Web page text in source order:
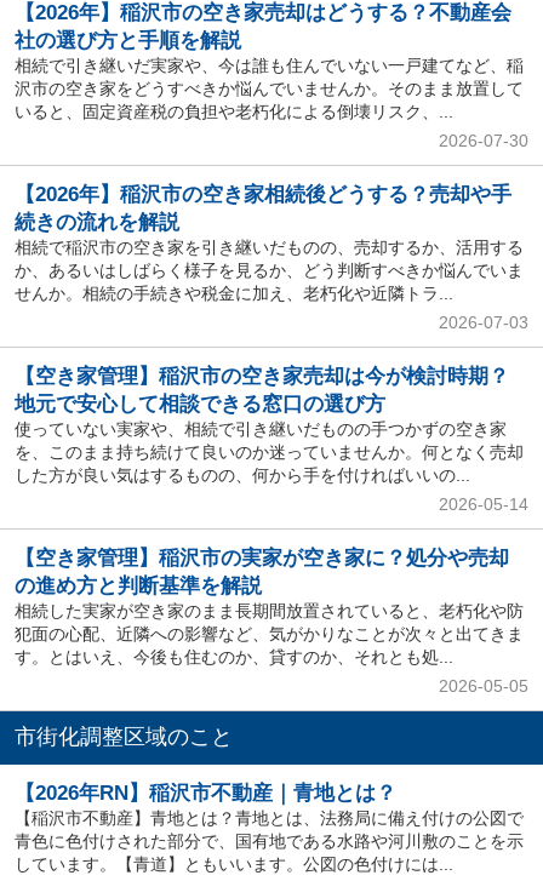
【2026年】稲沢市の空き家売却はどうする？不動産会
社の選び方と手順を解説
相続で引き継いだ実家や、今は誰も住んでいない一戸建てなど、稲
沢市の空き家をどうすべきか悩んでいませんか。そのまま放置して
いると、固定資産税の負担や老朽化による倒壊リスク、...
2026-07-30
【2026年】稲沢市の空き家相続後どうする？売却や手
続きの流れを解説
相続で稲沢市の空き家を引き継いだものの、売却するか、活用する
か、あるいはしばらく様子を見るか、どう判断すべきか悩んでいま
せんか。相続の手続きや税金に加え、老朽化や近隣トラ...
2026-07-03
【空き家管理】稲沢市の空き家売却は今が検討時期？
地元で安心して相談できる窓口の選び方
使っていない実家や、相続で引き継いだものの手つかずの空き家
を、このまま持ち続けて良いのか迷っていませんか。何となく売却
した方が良い気はするものの、何から手を付ければいいの...
2026-05-14
【空き家管理】稲沢市の実家が空き家に？処分や売却
の進め方と判断基準を解説
相続した実家が空き家のまま長期間放置されていると、老朽化や防
犯面の心配、近隣への影響など、気がかりなことが次々と出てきま
す。とはいえ、今後も住むのか、貸すのか、それとも処...
2026-05-05
市街化調整区域のこと
【2026年RN】稲沢市不動産｜青地とは？
【稲沢市不動産】青地とは？青地とは、法務局に備え付けの公図で
青色に色付けされた部分で、国有地である水路や河川敷のことを示
しています。【青道】ともいいます。公図の色付けには...